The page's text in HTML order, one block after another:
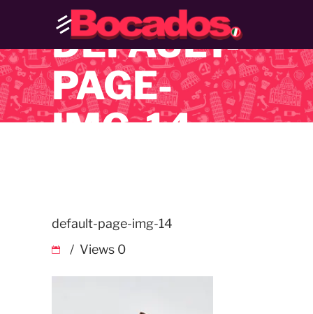
DEFAULT-
PAGE-
IMG-14
default-page-img-14
Views 0